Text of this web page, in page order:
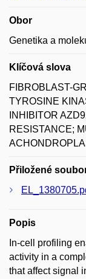
Obor
Genetika a
Klíčová slova
FIBROBLAST-
TYROSINE
INHIBITOR
RESISTANCE;
Přiložené
Popis
In-cell profiling
activity in a
that affect signal